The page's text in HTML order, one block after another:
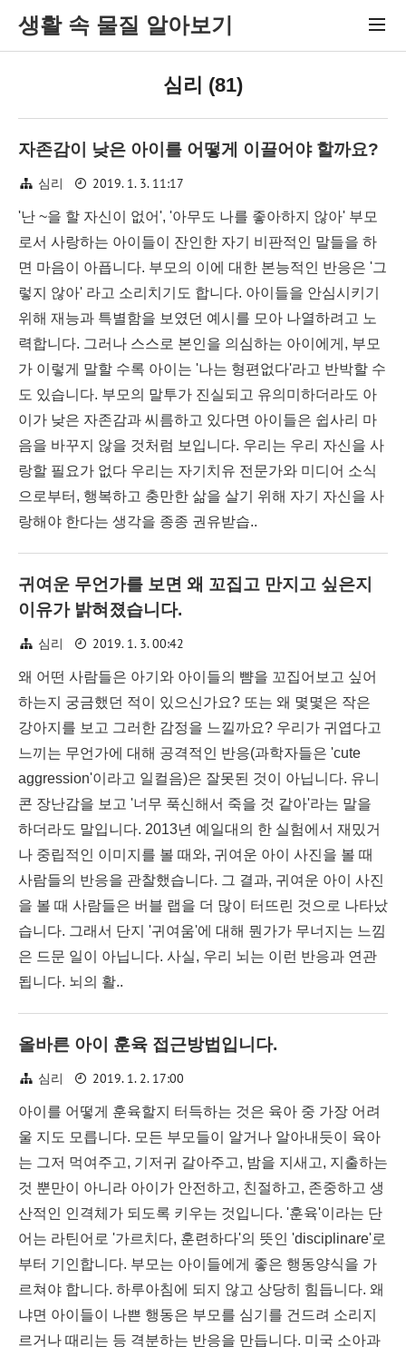
생활 속 물질 알아보기
심리 (81)
자존감이 낮은 아이를 어떻게 이끌어야 할까요?
심리 2019. 1. 3. 11:17
'난 ~을 할 자신이 없어', '아무도 나를 좋아하지 않아' 부모
로서 사랑하는 아이들이 잔인한 자기 비판적인 말들을 하
면 마음이 아픕니다. 부모의 이에 대한 본능적인 반응은 '그
렇지 않아' 라고 소리치기도 합니다. 아이들을 안심시키기
위해 재능과 특별함을 보였던 예시를 모아 나열하려고 노
력합니다. 그러나 스스로 본인을 의심하는 아이에게, 부모
가 이렇게 말할 수록 아이는 '나는 형편없다'라고 반박할 수
도 있습니다. 부모의 말투가 진실되고 유의미하더라도 아
이가 낮은 자존감과 씨름하고 있다면 아이들은 쉽사리 마
음을 바꾸지 않을 것처럼 보입니다. 우리는 우리 자신을 사
랑할 필요가 없다 우리는 자기치유 전문가와 미디어 소식
으로부터, 행복하고 충만한 삶을 살기 위해 자기 자신을 사
랑해야 한다는 생각을 종종 권유받습..
귀여운 무언가를 보면 왜 꼬집고 만지고 싶은지
이유가 밝혀졌습니다.
심리 2019. 1. 3. 00:42
왜 어떤 사람들은 아기와 아이들의 뺨을 꼬집어보고 싶어
하는지 궁금했던 적이 있으신가요? 또는 왜 몇몇은 작은
강아지를 보고 그러한 감정을 느낄까요? 우리가 귀엽다고
느끼는 무언가에 대해 공격적인 반응(과학자들은 'cute
aggression'이라고 일컬음)은 잘못된 것이 아닙니다. 유니
콘 장난감을 보고 '너무 푹신해서 죽을 것 같아'라는 말을
하더라도 말입니다. 2013년 예일대의 한 실험에서 재밌거
나 중립적인 이미지를 볼 때와, 귀여운 아이 사진을 볼 때
사람들의 반응을 관찰했습니다. 그 결과, 귀여운 아이 사진
을 볼 때 사람들은 버블 랩을 더 많이 터뜨린 것으로 나타났
습니다. 그래서 단지 '귀여움'에 대해 뭔가가 무너지는 느낌
은 드문 일이 아닙니다. 사실, 우리 뇌는 이런 반응과 연관
됩니다. 뇌의 활..
올바른 아이 훈육 접근방법입니다.
심리 2019. 1. 2. 17:00
아이를 어떻게 훈육할지 터득하는 것은 육아 중 가장 어려
울 지도 모릅니다. 모든 부모들이 알거나 알아내듯이 육아
는 그저 먹여주고, 기저귀 갈아주고, 밤을 지새고, 지출하는
것 뿐만이 아니라 아이가 안전하고, 친절하고, 존중하고 생
산적인 인격체가 되도록 키우는 것입니다. '훈육'이라는 단
어는 라틴어로 '가르치다, 훈련하다'의 뜻인 'disciplinare'로
부터 기인합니다. 부모는 아이들에게 좋은 행동양식을 가
르쳐야 합니다. 하루아침에 되지 않고 상당히 힘듭니다. 왜
냐면 아이들이 나쁜 행동은 부모를 심기를 건드려 소리지
르거나 때리는 등 격분하는 반응을 만듭니다. 미국 소아과